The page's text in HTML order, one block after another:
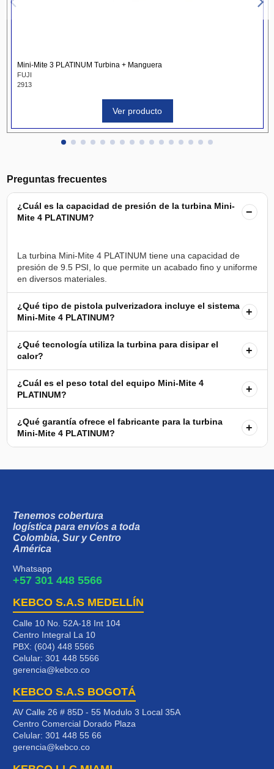
Mini-Mite 3 PLATINUM Turbina + Manguera
FUJI
2913
Ver producto
Preguntas frecuentes
¿Cuál es la capacidad de presión de la turbina Mini-
Mite 4 PLATINUM?
−
La turbina Mini-Mite 4 PLATINUM tiene una capacidad de
presión de 9.5 PSI, lo que permite un acabado fino y uniforme
¿Qué tipo de pistola pulverizadora incluye el sistema
Mini-Mite 4 PLATINUM?
+
¿Qué tecnología utiliza la turbina para disipar el
calor?
+
¿Cuál es el peso total del equipo Mini-Mite 4
PLATINUM?
+
¿Qué garantía ofrece el fabricante para la turbina
Mini-Mite 4 PLATINUM?
+
Tenemos cobertura
logística para envíos a toda
Colombia, Sur y Centro
América
Whatsapp
+57 301 448 5566
KEBCO S.A.S MEDELLÍN
Calle 10 No. 52A-18 Int 104
Centro Integral La 10
PBX: (604) 448 5566
Celular: 301 448 5566
gerencia@kebco.co
KEBCO S.A.S BOGOTÁ
AV Calle 26 # 85D - 55 Modulo 3 Local 35A
Centro Comercial Dorado Plaza
Celular: 301 448 55 66
gerencia@kebco.co